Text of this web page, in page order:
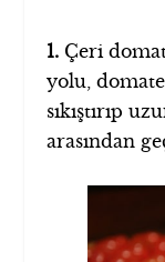
1. Çeri
yolu,
sıkıştırıp
arasından